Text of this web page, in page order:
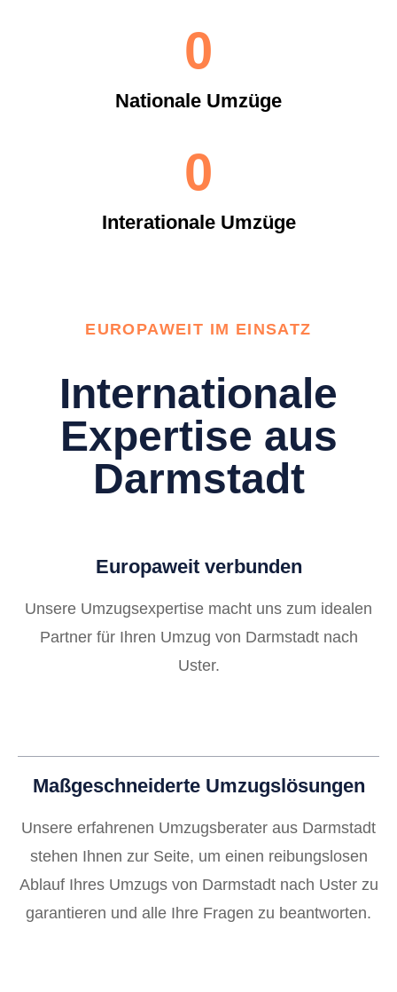
Nationale Umzüge
0
Interationale Umzüge
0
EUROPAWEIT IM EINSATZ
Internationale
Expertise aus
Darmstadt
Europaweit verbunden
Unsere Umzugsexpertise macht uns zum idealen
Partner für Ihren Umzug von Darmstadt nach
Uster.
Maßgeschneiderte Umzugslösungen
Unsere erfahrenen Umzugsberater aus Darmstadt
stehen Ihnen zur Seite, um einen reibungslosen
Ablauf Ihres Umzugs von Darmstadt nach Uster zu
garantieren und alle Ihre Fragen zu beantworten.